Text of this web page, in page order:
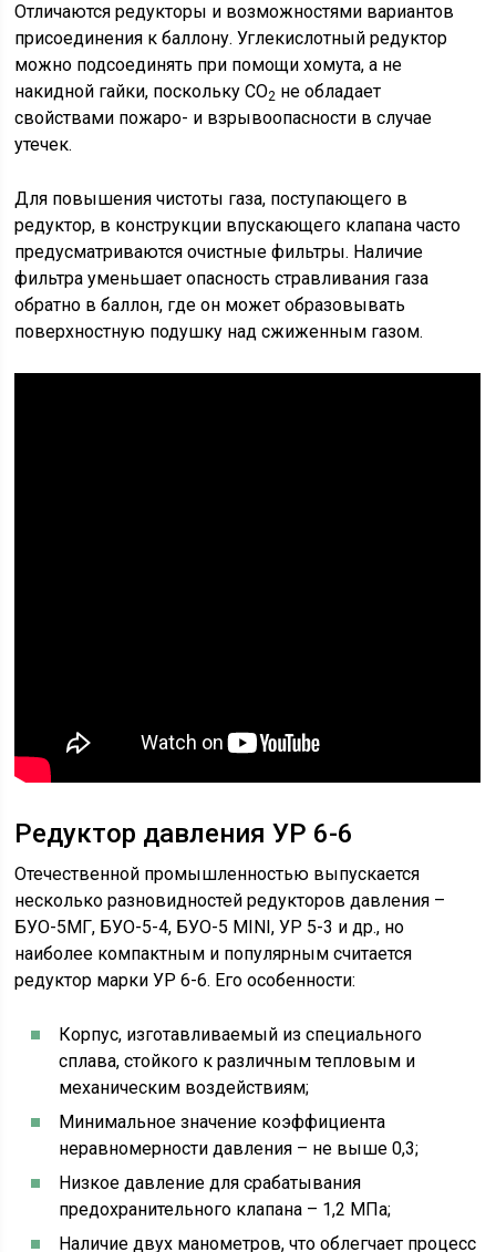
Отличаются редукторы и возможностями вариантов
присоединения к баллону. Углекислотный редуктор
можно подсоединять при помощи хомута, а не
накидной гайки, поскольку СО2 не обладает
свойствами пожаро- и взрывоопасности в случае
утечек.
Для повышения чистоты газа, поступающего в
редуктор, в конструкции впускающего клапана часто
предусматриваются очистные фильтры. Наличие
фильтра уменьшает опасность стравливания газа
обратно в баллон, где он может образовывать
поверхностную подушку над сжиженным газом.
Редуктор давления УР 6-6
Отечественной промышленностью выпускается
несколько разновидностей редукторов давления –
БУО-5МГ, БУО-5-4, БУО-5 MINI, УР 5-3 и др., но
наиболее компактным и популярным считается
редуктор марки УР 6-6. Его особенности:
Корпус, изготавливаемый из специального
сплава, стойкого к различным тепловым и
механическим воздействиям;
Минимальное значение коэффициента
неравномерности давления – не выше 0,3;
Низкое давление для срабатывания
предохранительного клапана – 1,2 МПа;
Наличие двух манометров, что облегчает процесс